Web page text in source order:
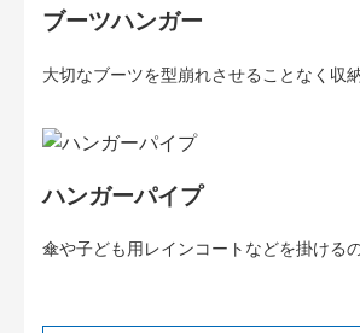
ブーツハンガー
大切なブーツを型崩れさせることなく収
ハンガーパイプ
傘や子ども用レインコートなどを掛ける